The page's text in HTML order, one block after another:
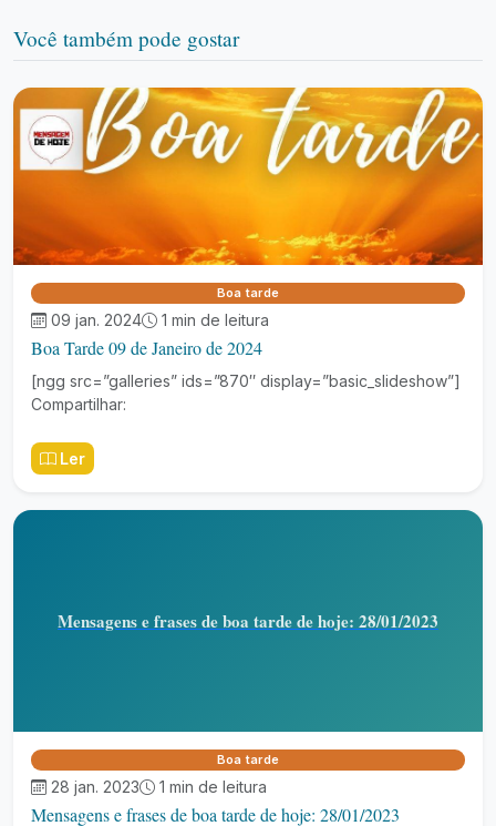
Você também pode gostar
Boa tarde
09 jan. 2024 1 min de leitura
Boa Tarde 09 de Janeiro de 2024
[ngg src=”galleries” ids=”870″ display=”basic_slideshow”]
Compartilhar:
Ler
Mensagens e frases de boa tarde de hoje: 28/01/2023
Boa tarde
28 jan. 2023 1 min de leitura
Mensagens e frases de boa tarde de hoje: 28/01/2023